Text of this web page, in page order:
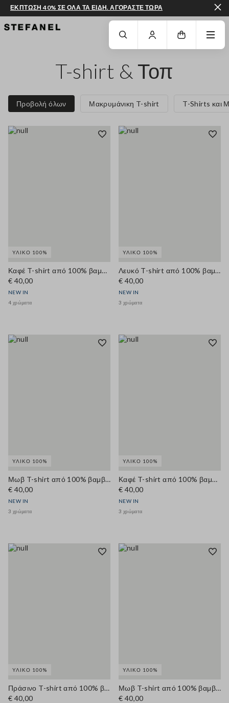
ΜΕΤΆΒΑΣΗ ΣΤΟ ΚΎΡΙΟ ΠΕΡΙΕΧΌΜΕΝΟΚΑΤΕΒΕΊΤΕ ΣΤΟ ΚΆΤΩ ΜΈΡΟΣ
ΕΚΠΤΩΣΗ 40% ΣΕ ΟΛΑ ΤΑ ΕΙΔΗ. ΑΓΟΡΑΣΤΕ ΤΩΡΑ
T-shirt & Τοπ
Προβολή όλων Μακρυμάνικη T-shirt T-Shirts και
ΥΛΙΚΌ 100%
Καφέ T-shirt από 100% βαμβάκι με στρογγυλή λαιμόκοψη, regular fit
€ 40,00
NEW IN
4 χρώματα
ΥΛΙΚΌ 100%
Λευκό T-shirt από 100% βαμβάκι με λαιμόκοψη crew, κανονική γραμμή
€ 40,00
NEW IN
3 χρώματα
ΥΛΙΚΌ 100%
Μωβ T-shirt από 100% βαμβάκι, regular εφαρμογή, λαιμόκοψη crew
€ 40,00
NEW IN
3 χρώματα
ΥΛΙΚΌ 100%
Καφέ T-shirt από 100% βαμβάκι με στρογγυλή λαιμόκοψη, κανονική εφαρμογή
€ 40,00
NEW IN
3 χρώματα
ΥΛΙΚΌ 100%
Πράσινο T-shirt από 100% βαμβάκι με στρογγυλή λαιμόκοψη, regular εφαρμογή
€ 40,00
ΥΛΙΚΌ 100%
Μωβ T-shirt από 100% βαμβάκι με στρογγυλή λαιμόκοψη, regular fit
€ 40,00